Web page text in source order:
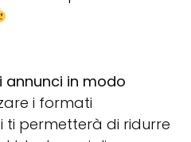
annunci in modo
i formati
ti permetterà di ridurre